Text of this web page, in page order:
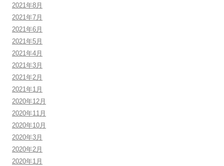
2021年8月
2021年7月
2021年6月
2021年5月
2021年4月
2021年3月
2021年2月
2021年1月
2020年12月
2020年11月
2020年10月
2020年3月
2020年2月
2020年1月